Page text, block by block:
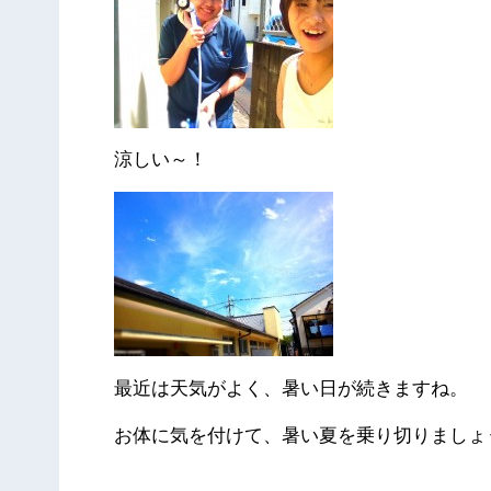
涼しい～！
最近は天気がよく、暑い日が続きますね。
お体に気を付けて、暑い夏を乗り切りましょ